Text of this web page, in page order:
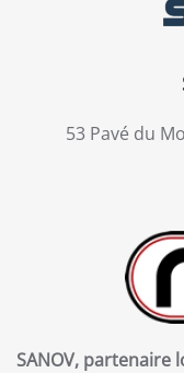
53 Pavé du
SANOV, partenaire